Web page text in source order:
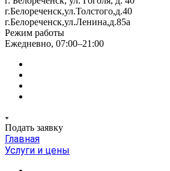
г.Белореченск,ул.Толстого,д.40
г.Белореченск,ул.Ленина,д.85а
Режим работы
Ежедневно, 07:00–21:00
Подать заявку
Главная
Услуги и цены